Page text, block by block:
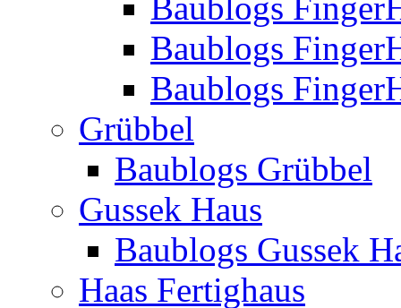
Baublogs
Baublogs
Baublogs
Grübbel
Baublogs Grübbel
Gussek Haus
Baublogs Gussek
Haas Fertighaus